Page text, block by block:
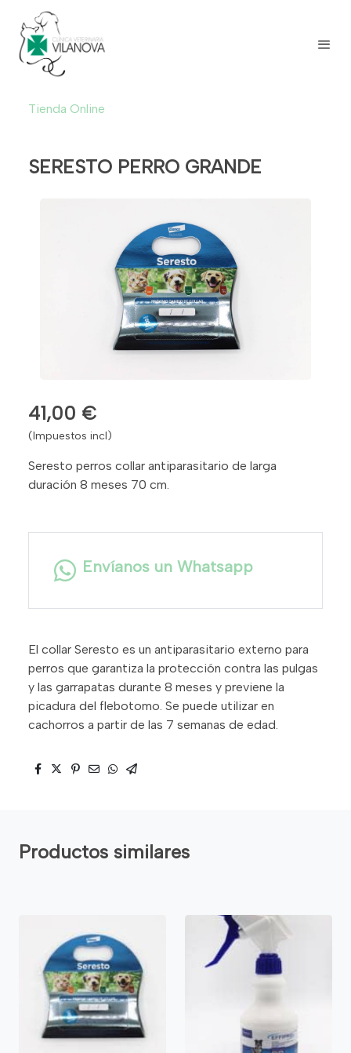
Tienda Online
SERESTO PERRO GRANDE
41,00 €
(Impuestos incl)
Seresto perros collar antiparasitario de larga
duración 8 meses 70 cm.
Envíanos un Whatsapp
El collar Seresto es un antiparasitario externo para
perros que garantiza la protección contra las pulgas
y las garrapatas durante 8 meses y previene la
picadura del flebotomo. Se puede utilizar en
cachorros a partir de las 7 semanas de edad.
Productos similares